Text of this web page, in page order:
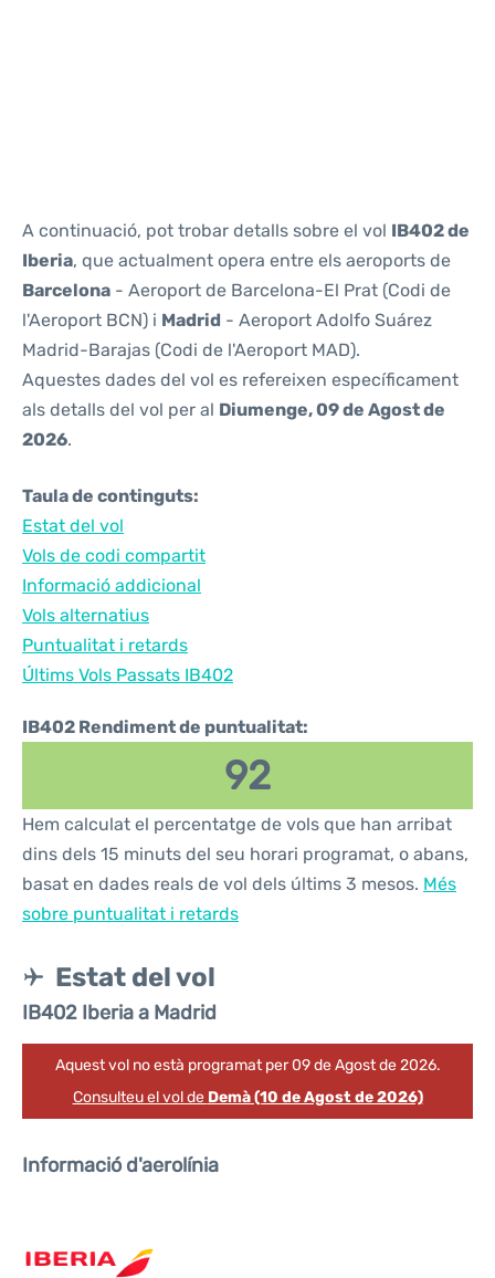
A continuació, pot trobar detalls sobre el vol IB402 de
Iberia, que actualment opera entre els aeroports de
Barcelona - Aeroport de Barcelona-El Prat (Codi de
l'Aeroport BCN) i Madrid - Aeroport Adolfo Suárez
Madrid-Barajas (Codi de l'Aeroport MAD).
Aquestes dades del vol es refereixen específicament
als detalls del vol per al Diumenge, 09 de Agost de
2026.
Taula de continguts:
Estat del vol
Vols de codi compartit
Informació addicional
Vols alternatius
Puntualitat i retards
Últims Vols Passats IB402
IB402 Rendiment de puntualitat:
92
Hem calculat el percentatge de vols que han arribat
dins dels 15 minuts del seu horari programat, o abans,
basat en dades reals de vol dels últims 3 mesos. Més
sobre puntualitat i retards
Estat del vol
IB402 Iberia a Madrid
Aquest vol no està programat per 09 de Agost de 2026.
Consulteu el vol de Demà (10 de Agost de 2026)
Informació d'aerolínia